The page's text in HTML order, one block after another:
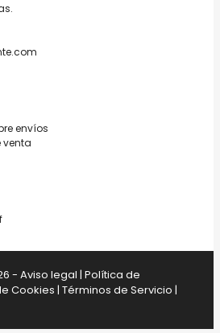
envíos
venta
- Aviso legal | Política de
Cookies | Términos de Servicio |